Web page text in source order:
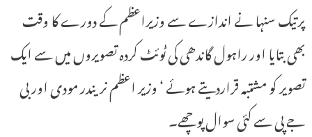
پرتیک سنہا نے اندازے سے وزیراعظم کے دورے کا وقت
بھی بتایا اور راہول گاندھی کی ٹوئٹ کردہ تصویروں میں سے ایک
تصویر کو مشتبہ قراردیتے ہوئے ‘ وزیر اعظم نریندر مودی اور بی
جے پی سے کئی سوال پوچھے۔